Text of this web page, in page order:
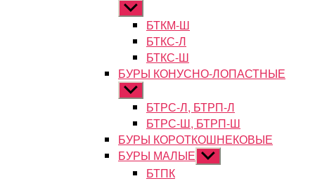
Показывать
подменюБТКМ-Ш
БТКС-Л
БТКС-Ш
БУРЫ КОНУСНО-ЛОПАСТНЫЕ
Показывать
подменюБТРС-Л, БТРП-Л
БТРС-Ш, БТРП-Ш
БУРЫ КОРОТКОШНЕКОВЫЕ
БУРЫ МАЛЫЕ Показывать
подменю
БТПК